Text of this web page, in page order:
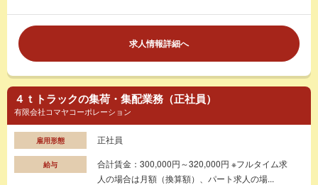
求人情報詳細へ
４ｔトラックの集荷・集配業務（正社員）
有限会社コマヤコーポレーション
雇用形態 正社員
給与
合計賃金：300,000円～320,000円 ※フルタイム求
人の場合は月額（換算額）、パート求人の場...